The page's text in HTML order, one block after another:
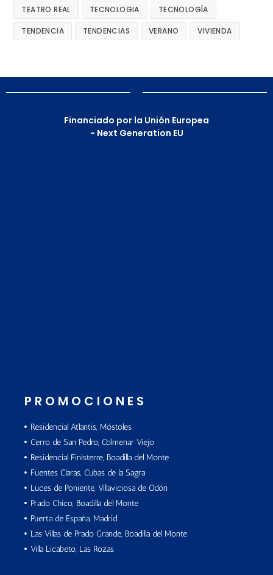
TEATRO REAL TECNOLOGIA TECNOLOGÍA
TENDENCIA TENDENCIAS VERANO VIVIENDA
Financiado por la Unión Europea
- Next Generation EU
PROMOCIONES
Residencial Atlantis, Móstoles
Cerro de San Pedro, Colmenar Viejo
Residencial Finisterre, Boadilla del Monte
Fuentes Claras, Cubas de la Sagra
Luces de Poniente, Villaviciosa de Odón
Prado Chico, Boadilla del Monte
Puerta de España, Madrid
Las Villas de Prado Grande, Boadilla del Monte
Villa Licabeto, Las Rozas